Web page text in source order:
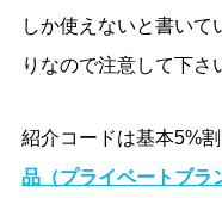
しか使えないと書いて
りなので注意して下さ
紹介コードは基本5%
品（プライベートブラ